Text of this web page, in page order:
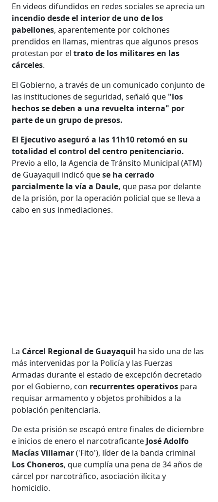
En videos difundidos en redes sociales se aprecia un
incendio desde el interior de uno de los
pabellones, aparentemente por colchones
prendidos en llamas, mientras que algunos presos
protestan por eltrato de los militares en las
cárceles.
El Gobierno, a través de un comunicado conjunto de
las instituciones de seguridad, señaló que "los
hechos se deben a una revuelta interna" por
parte de un grupo de presos.
El Ejecutivo aseguró a las 11h10 retomó en su
totalidad el control del centro penitenciario.
Previo a ello, la Agencia de Tránsito Municipal (ATM)
de Guayaquil indicó quese ha cerrado
parcialmente la vía a Daule,que pasa por delante
de la prisión, por la operación policial que se lleva a
cabo en sus inmediaciones.
La Cárcel Regional de Guayaquil ha sido una de las
más intervenidas por la Policía y las Fuerzas
Armadas durante el estado de excepción decretado
por el Gobierno, con recurrentes operativos para
requisar armamento y objetos prohibidos a la
población penitenciaria.
De esta prisión se escapó entre finales de diciembre
e inicios de enero el narcotraficante José Adolfo
Macías Villamar('Fito'), líder de la banda criminal
Los Choneros, que cumplía una pena de 34 años de
cárcel por narcotráfico, asociación ilícita y
homicidio.